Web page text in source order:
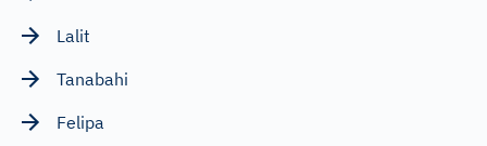
Lalit
Tanabahi
Felipa